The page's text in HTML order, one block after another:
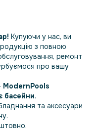
Купуючи у нас, ви
з повною
ремонт
про вашу
ModernPools
басейни.
та аксесуари